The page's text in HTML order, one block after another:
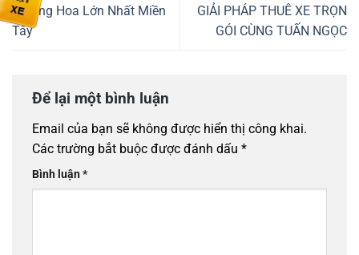
– Làng Hoa Lớn Nhất Miền
Tây
GIẢI PHÁP THUÊ XE TRỌN
GÓI CÙNG TUẤN NGỌC
Để lại một bình luận
Email của bạn sẽ không được hiển thị công khai.
Các trường bắt buộc được đánh dấu *
Bình luận*